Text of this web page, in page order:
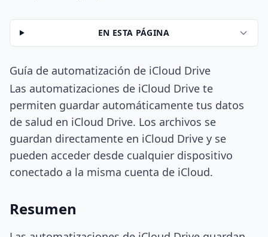
EN ESTA PÁGINA
Guía de automatización de iCloud Drive
Las automatizaciones de iCloud Drive te
permiten guardar automáticamente tus datos
de salud en iCloud Drive. Los archivos se
guardan directamente en iCloud Drive y se
pueden acceder desde cualquier dispositivo
conectado a la misma cuenta de iCloud.
Resumen